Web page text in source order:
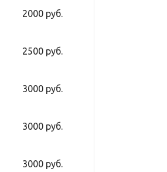
2000 руб.
2500 руб.
3000 руб.
3000 руб.
3000 руб.